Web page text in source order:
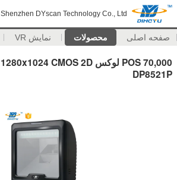
Shenzhen DYscan Technology Co., Ltd
صفحه اصلی محصولات نمایش VR
DP8521P